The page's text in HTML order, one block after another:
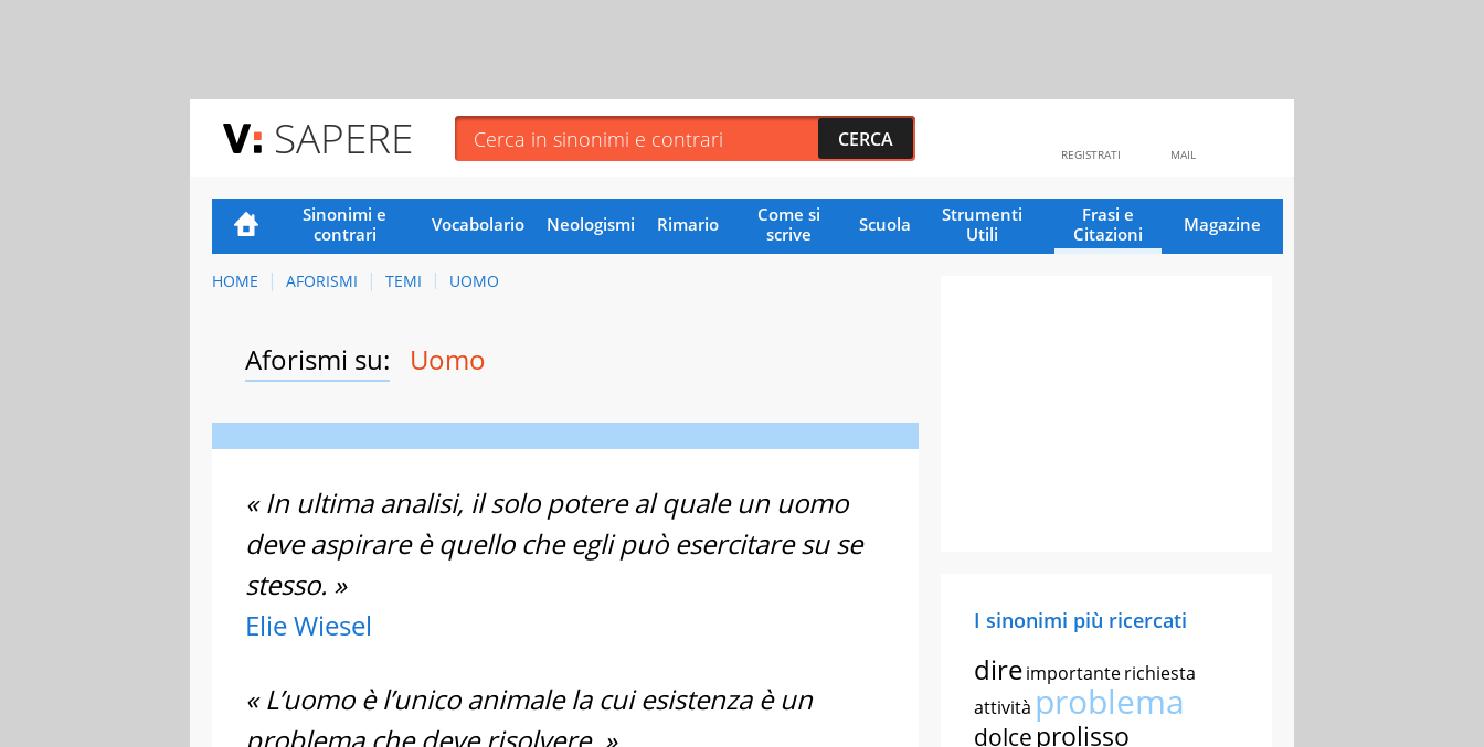
SAPERE MAIL
REGISTRATI
Sinonimi e
contrari
Vocabolario Neologismi Rimario
Come si
scrive
Scuola
Strumenti
Utili
Frasi e
Citazioni
Magazine
HOME AFORISMI TEMI UOMO
Aforismi su: Uomo
« In ultima analisi, il solo potere al quale un uomo
deve aspirare è quello che egli può esercitare su se
stesso. »
Elie Wiesel
« L’uomo è l’unico animale la cui esistenza è un
problema che deve risolvere. »
I sinonimi più ricercati
direimportanterichiesta
attività problema
dolce prolisso